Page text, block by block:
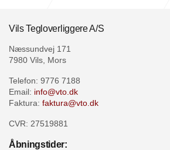
Vils Tegloverliggere A/S
Næssundvej 171
7980 Vils, Mors
Telefon: 9776 7188
Email: info@vto.dk
Faktura: faktura@vto.dk
CVR: 27519881
Åbningstider: